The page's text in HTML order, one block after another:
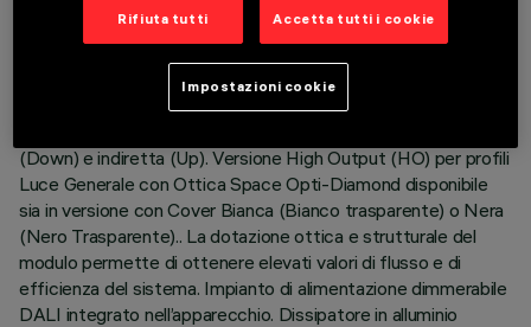
Corpo illuminante sospensione Stand Alone. Il prodotto è
composto da un profilo in alluminio estruso con testate di
(Down) e indiretta (Up). Versione High Output (HO) per profili
Luce Generale con Ottica Space Opti-Diamond disponibile
sia in versione con Cover Bianca (Bianco trasparente) o Nera
(Nero Trasparente).. La dotazione ottica e strutturale del
modulo permette di ottenere elevati valori di flusso e di
efficienza del sistema. Impianto di alimentazione dimmerabile
DALI integrato nell’apparecchio. Dissipatore in alluminio
Rifiuta tutti Accetta tutti i cookie
Impostazioni cookie